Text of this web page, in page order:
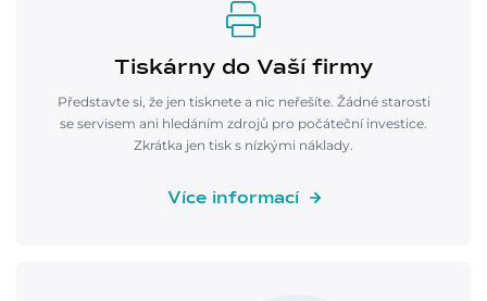
Tiskárny do Vaší firmy
Představte si, že jen tisknete a nic neřešíte. Žádné starosti
se servisem ani hledáním zdrojů pro počáteční investice.
Zkrátka jen tisk s nízkými náklady.
Více informací